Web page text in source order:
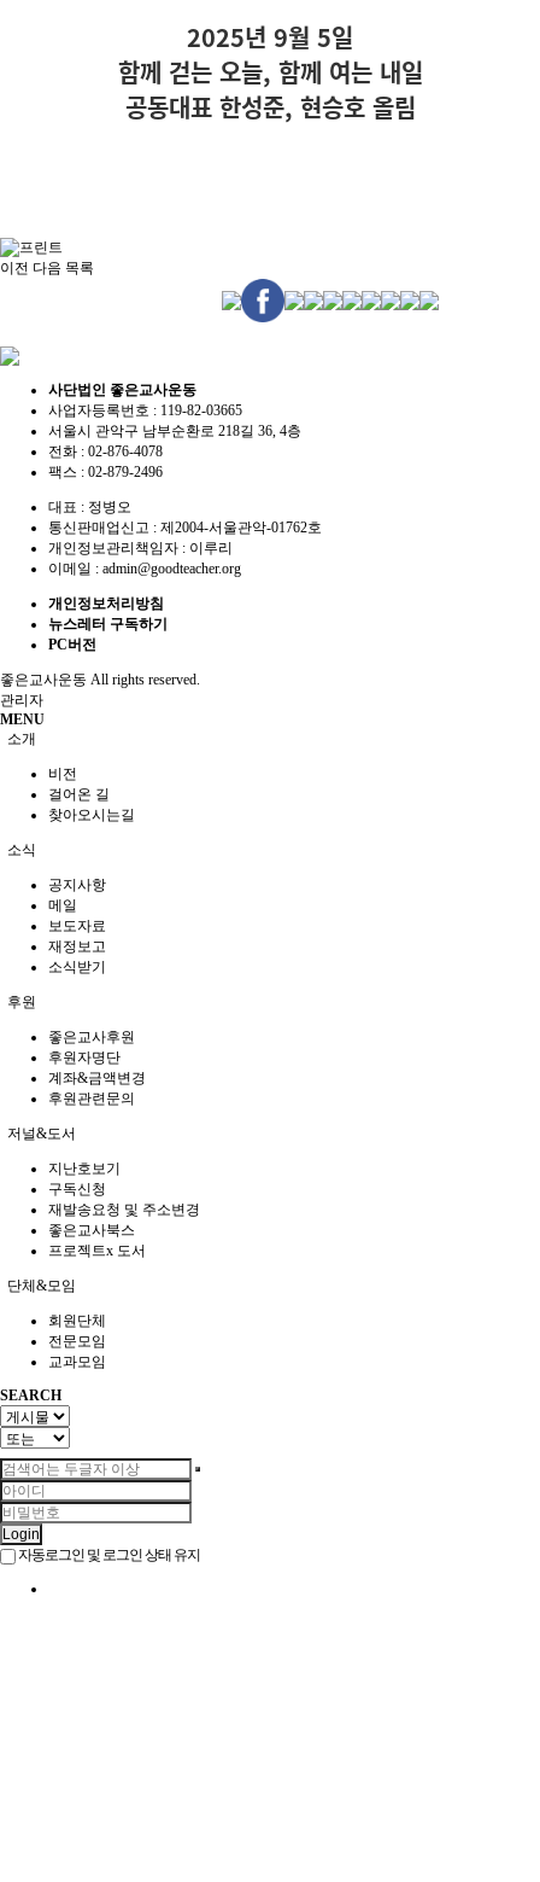
2025년 9월 5일
함께 걷는 오늘, 함께 여는 내일
공동대표 한성준, 현승호 올림
이전 다음 목록
사단법인 좋은교사운동
사업자등록번호 : 119-82-03665
서울시 관악구 남부순환로 218길 36, 4층
전화 : 02-876-4078
팩스 : 02-879-2496
대표 : 정병오
통신판매업신고 : 제2004-서울관악-01762호
개인정보관리책임자 : 이루리
이메일 : admin@goodteacher.org
개인정보처리방침
뉴스레터 구독하기
PC버전
좋은교사운동 All rights reserved.
관리자
MENU
소개
비전
걸어온 길
찾아오시는길
소식
공지사항
메일
보도자료
재정보고
소식받기
후원
좋은교사후원
후원자명단
계좌&금액변경
후원관련문의
저널&도서
지난호보기
구독신청
재발송요청 및 주소변경
좋은교사북스
프로젝트x 도서
단체&모임
회원단체
전문모임
교과모임
SEARCH
Login
자동로그인 및 로그인 상태 유지